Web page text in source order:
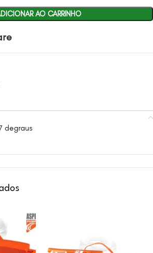
AO CARRINHO
degraus